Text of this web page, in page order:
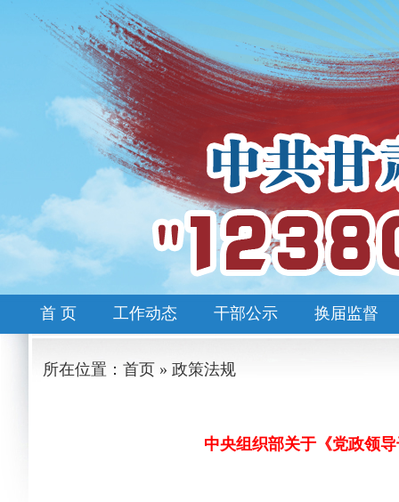
首 页 工作动态 干部公示 换届监督
所在位置：首页 » 政策法规
中央组织部关于《党政领